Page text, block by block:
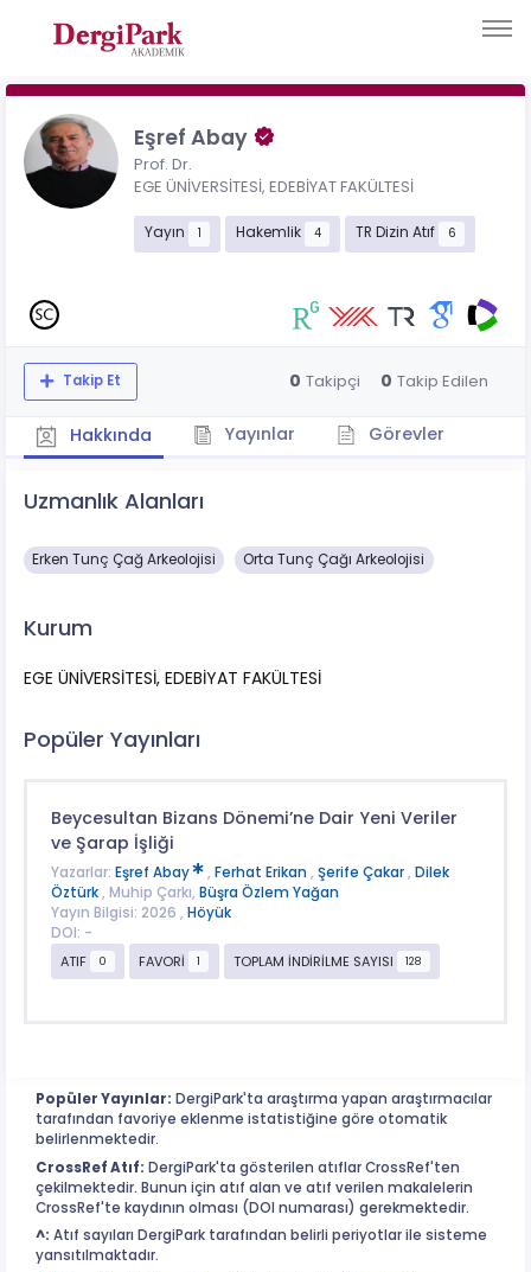
Eşref Abay
Prof. Dr.
EGE ÜNİVERSİTESİ, EDEBİYAT FAKÜLTESİ
Yayın 1 Hakemlik 4 TR Dizin Atıf 6
Takip Et 0 Takipçi 0 Takip Edilen
Hakkında Yayınlar Görevler
Uzmanlık Alanları
Erken Tunç Çağ Arkeolojisi Orta Tunç Çağı Arkeolojisi
Kurum
EGE ÜNİVERSİTESİ, EDEBİYAT FAKÜLTESİ
Popüler Yayınları
Beycesultan Bizans Dönemi’ne Dair Yeni Veriler
ve Şarap İşliği
Yazarlar: Eşref Abay , Ferhat Erikan , Şerife Çakar, Dilek
Öztürk, Muhip Çarkı, Büşra Özlem Yağan
Yayın Bilgisi: 2026 , Höyük
DOI: -
ATIF
0 FAVORİ 1 TOPLAM İNDİRİLME SAYISI 128
Popüler Yayınlar: DergiPark'ta araştırma yapan araştırmacılar
tarafından favoriye eklenme istatistiğine göre otomatik
belirlenmektedir.
CrossRef Atıf: DergiPark'ta gösterilen atıflar CrossRef'ten
çekilmektedir. Bunun için atıf alan ve atıf verilen makalelerin
CrossRef'te kaydının olması (DOI numarası) gerekmektedir.
^: Atıf sayıları DergiPark tarafından belirli periyotlar ile sisteme
yansıtılmaktadır.